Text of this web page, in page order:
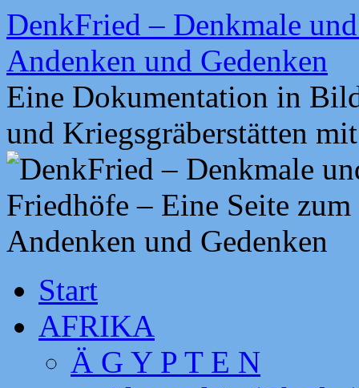
Zum
Inhalt
springen
DenkFried – Denkmale
Andenken und Gedenken
Eine Dokumentation in
und Kriegsgräberstätten
Start
AFRIKA
Ä G Y P T E N